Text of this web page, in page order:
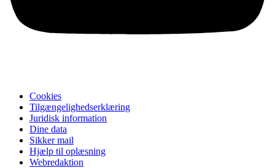
Cookies
Tilgængelighedserklæring
Juridisk information
Dine data
Sikker mail
Hjælp til oplæsning
Webredaktion